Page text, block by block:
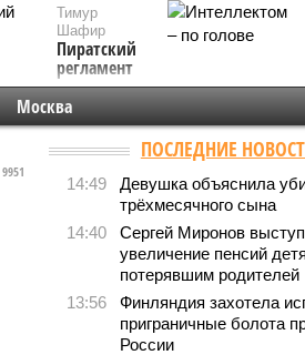
Тимур
Шафир
Пиратский
регламент
Москва
9951
ПОСЛЕДНИЕ
14:49
Девушка объяснила
трёхмесячного сына
14:40
Сергей Миронов
увеличение пенсий
потерявшим родителей
13:56
Финляндия захотела
приграничные болота
России